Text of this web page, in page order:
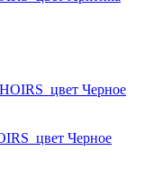
цвет Черное